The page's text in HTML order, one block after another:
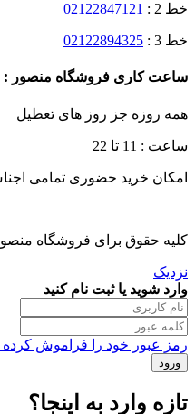
خط 2 : 02122847121
خط 3 : 02122894325
ساعت کاری فروشگاه منصور :
همه روزه جز روز های تعطیل
ساعت : 11 تا 22
امکان خرید حضوری تمامی
کلیه حقوق برای فروشگاه
نزدیک
وارد شوید یا ثبت نام کنید
رمز عبور خود را فراموش کرده
تازه وارد به اینجا؟